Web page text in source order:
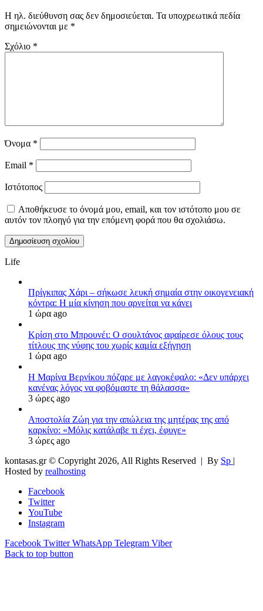
Η ηλ. διεύθυνση σας δεν δημοσιεύεται. Τα υποχρεωτικά πεδία
σημειώνονται με *
Σχόλιο *
Όνομα *
Email *
Ιστότοπος
Αποθήκευσε το όνομά μου, email, και τον ιστότοπο μου σε
αυτόν τον πλοηγό για την επόμενη φορά που θα σχολιάσω.
Life
Πρίγκιπας Χάρι – σήκωσε λευκή σημαία στην οικογενειακή
κόντρα: Η μία κίνηση που αρνείται να κάνει
1 ώρα ago
Κρίση στο Μπρουνέι: Ο σουλτάνος αφαίρεσε όλους τους
τίτλους της νύφης του χωρίς καμία εξήγηση
1 ώρα ago
Η Μαρίνα Βερνίκου πόζαρε με λαγοκέφαλο: «Δεν υπάρχει
κανένας λόγος να φοβόμαστε τη θάλασσα»
3 ώρες ago
Αποστολία Ζώη για την απώλεια της μητέρας της από
καρκίνο: «Μόλις κατάλαβε τι έχει, έφυγε»
3 ώρες ago
kontasas.gr © Copyright 2026, All Rights Reserved | By Sp |
Hosted by realhosting
Facebook
Twitter
YouTube
Instagram
Facebook Twitter WhatsApp Telegram Viber
Back to top button